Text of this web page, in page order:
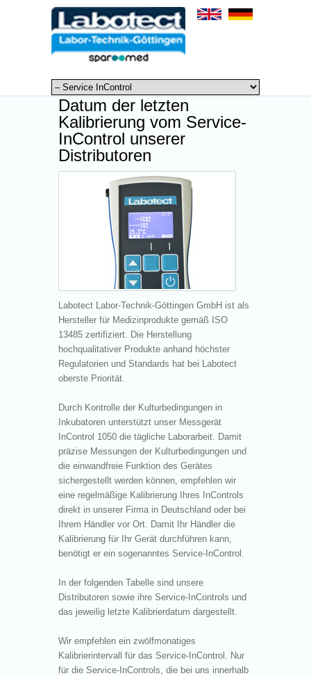
Datum der letzten
Kalibrierung vom Service-
InControl unserer
Distributoren
Labotect Labor-Technik-Göttingen GmbH ist als
Hersteller für Medizinprodukte gemäß ISO
13485 zertifiziert. Die Herstellung
hochqualitativer Produkte anhand höchster
Regulatorien und Standards hat bei Labotect
oberste Priorität.
Durch Kontrolle der Kulturbedingungen in
Inkubatoren unterstützt unser Messgerät
InControl 1050 die tägliche Laborarbeit. Damit
präzise Messungen der Kulturbedingungen und
die einwandfreie Funktion des Gerätes
sichergestellt werden können, empfehlen wir
eine regelmäßige Kalibrierung Ihres InControls
direkt in unserer Firma in Deutschland oder bei
Ihrem Händler vor Ort. Damit Ihr Händler die
Kalibrierung für Ihr Gerät durchführen kann,
benötigt er ein sogenanntes Service-InControl.
In der folgenden Tabelle sind unsere
Distributoren sowie ihre Service-InControls und
das jeweilig letzte Kalibrierdatum dargestellt.
Wir empfehlen ein zwölfmonatiges
Kalibrierintervall für das Service-InControl. Nur
für die Service-InControls, die bei uns innerhalb